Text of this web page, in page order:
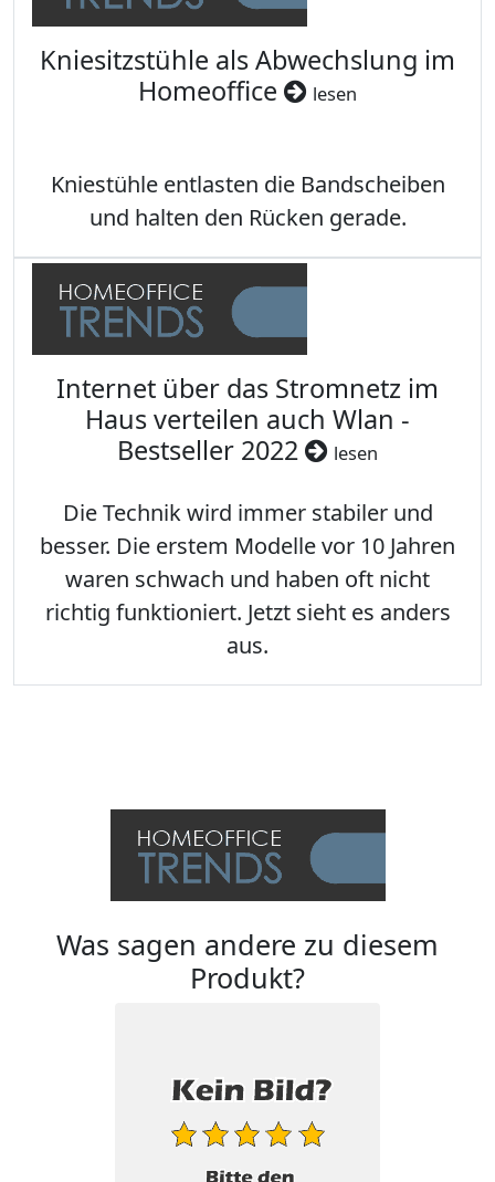
Kniesitzstühle als Abwechslung im
Homeoffice
lesen
Kniestühle entlasten die Bandscheiben
und halten den Rücken gerade.
Internet über das Stromnetz im
Haus verteilen auch Wlan -
Bestseller 2022
lesen
Die Technik wird immer stabiler und
besser. Die erstem Modelle vor 10 Jahren
waren schwach und haben oft nicht
richtig funktioniert. Jetzt sieht es anders
aus.
Was sagen andere zu diesem
Produkt?